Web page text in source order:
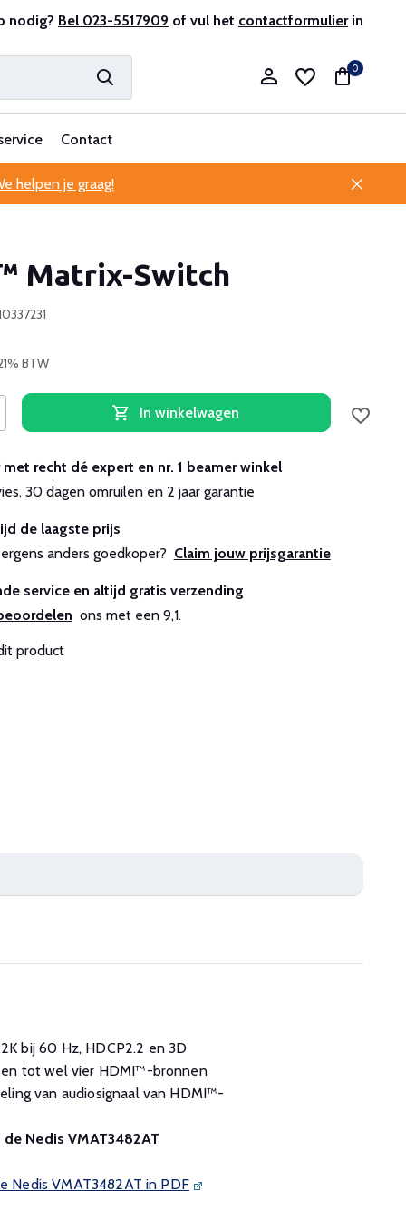
en ervaren Professionele klantenservice
nodig? Bel 023-5517909 of vul het contactformulierin
Account aanmaken
0
Contact
helpen je graag!
Matrix-Switch
BTW
In winkelwagen
met recht dé expert en nr. 1 beamer winkel
30 dagen omruilen en 2 jaar garantie
de laagste prijs
anders goedkoper? Claim jouw prijsgarantie
service en altijd gratis verzending
ons met een 9,1.
product
bij 60 Hz, HDCP2.2 en 3D
tot wel vier HDMI™-bronnen
van audiosignaal van HDMI™-
Nedis VMAT3482AT
Nedis VMAT3482AT in PDF